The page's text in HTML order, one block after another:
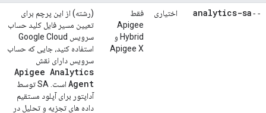
‑‑analytics-sa اختیاری
فقط
Apigee
Hybrid و
Apigee X
(رشته) از این پرچم برای
تعیین مسیر فایل کلید حساب
سرویس Google Cloud
استفاده کنید، جایی که حساب
سرویس دارای نقش
Apigee Analytics
Agent
است. SA توسط
آداپتور برای آپلود مستقیم
داده های تجزیه و تحلیل در